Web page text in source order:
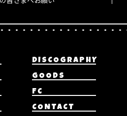
DISCOGRAPHY
GOODS
FC
CONTACT